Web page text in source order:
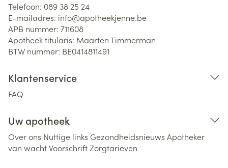
Telefoon: 089 38 25 24
E-mailadres: info@apotheekjenne.be
APB nummer: 711608
Apotheek titularis: Maarten Timmerman
BTW nummer: BE0414811491
Klantenservice
FAQ
Uw apotheek
Over ons Nuttige links Gezondheidsnieuws Apotheker
van wachtVoorschriftZorgtarieven